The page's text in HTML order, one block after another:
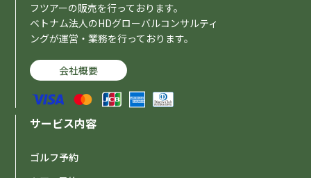
フツアーの販売を行っております。
ベトナム法人のHDグローバルコンサルティ
ングが運営・業務を行っております。
会社概要
サービス内容
ゴルフ予約